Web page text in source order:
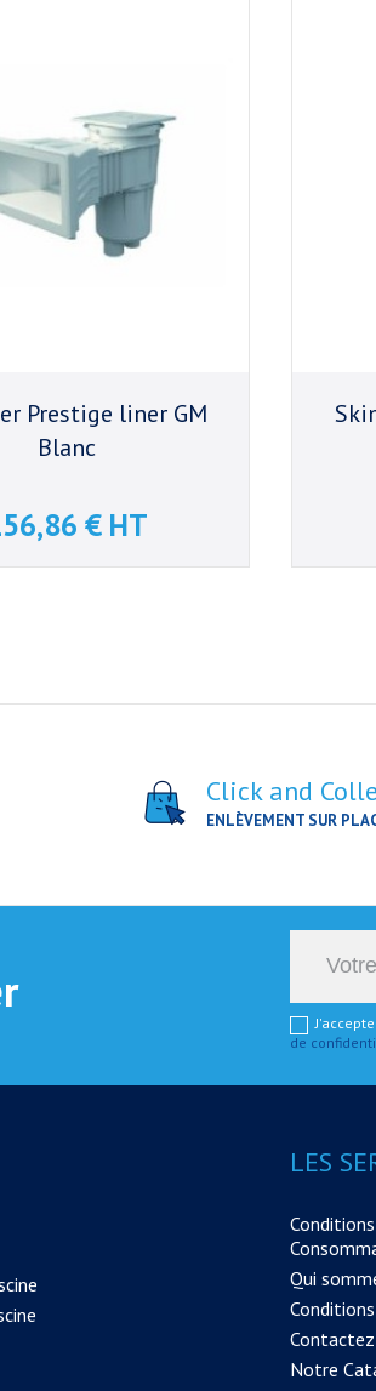
Prestige liner GM
Blanc
Prix€ HT
Click and
ENLÈVEMENT SUR
de
LES
Qui
Notre